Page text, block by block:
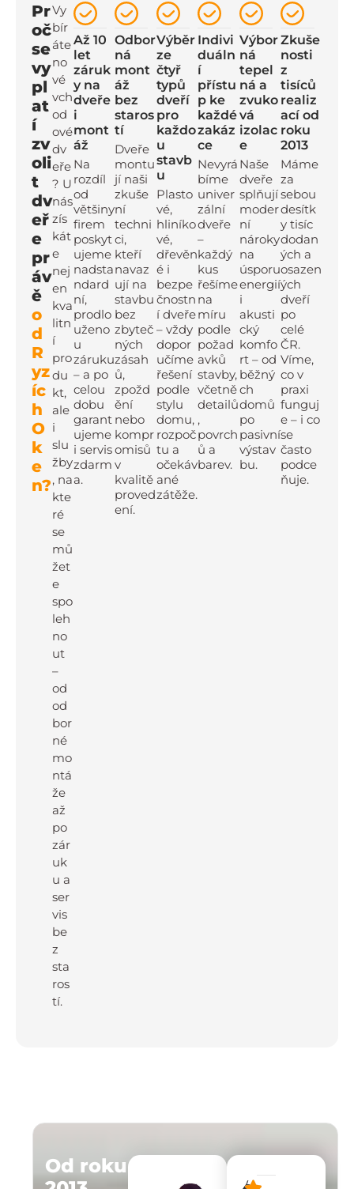
Pr
oč
se
vy
pl
at
í
zv
oli
t
dv
eř
e
pr
áv
ě
o
d
R
yz
íc
h
O
k
e
n?
Vy
bír
áte
no
vé
vch
od
ové
dv
eře
? U
nás
zís
kát
e
nej
en
kva
litn
í
pro
du
kt,
ale
i
slu
žby
, na
kte
ré
se
mů
žet
e
spo
leh
no
ut
–
od
od
bor
né
mo
ntá
že
až
po
zár
uk
u a
ser
vis
be
z
sta
ros
tí.
Až 10
let
záruk
y na
dveře
i
mont
áž
Na
rozdíl
od
většiny
firem
poskyt
ujeme
nadsta
ndard
ní,
prodlo
uženo
u
záruku
– a po
celou
dobu
garant
ujeme
i servis
zdarm
a.
Odbor
ná
mont
áž
bez
staros
tí
Dveře
montu
jí naši
zkuše
ní
techni
ci,
kteří
navaz
ují na
stavbu
bez
zbyteč
ných
zásah
ů,
zpožd
ění
nebo
kompr
omisů
v
kvalitě
proved
ení.
Výběr
ze
čtyř
typů
dveří
pro
každo
u
stavb
u
Plasto
vé,
hliníko
vé,
dřevěn
é i
bezpe
čnostn
í dveře
– vždy
dopor
učíme
řešení
podle
stylu
domu,
rozpoč
tu a
očekáv
ané
zátěže.
Indivi
duáln
í
přístu
p ke
každé
zakáz
ce
Nevyrá
bíme
univer
zální
dveře
–
každý
kus
řešíme
na
míru
podle
požad
avků
stavby,
včetně
detailů
,
povrch
ů a
barev.
Výbor
ná
tepel
ná a
zvuko
vá
izolac
e
Naše
dveře
splňují
moder
ní
nároky
na
úsporu
energií
i
akusti
cký
komfo
rt – od
běžný
ch
domů
po
pasivní
výstav
bu.
Zkuše
nosti
z
tisíců
realiz
ací od
roku
2013
Máme
za
sebou
desítk
y tisíc
dodan
ých a
osazen
ých
dveří
po
celé
ČR.
Víme,
co v
praxi
funguj
e – i co
se
často
podce
ňuje.
Od roku